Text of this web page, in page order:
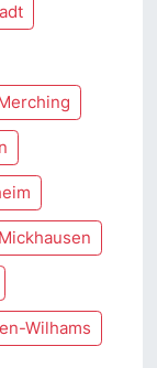
Mickhausen
Wilhams